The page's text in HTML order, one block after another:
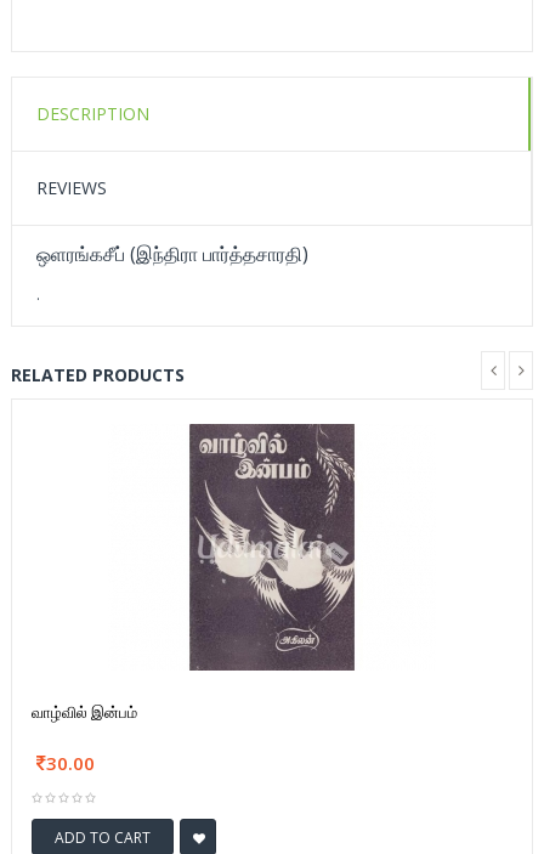
DESCRIPTION
REVIEWS
ஒளரங்கசீப் (இந்திரா பார்த்தசாரதி)
.
RELATED PRODUCTS
வாழ்வில் இன்பம்
30.00
ADD TO CART